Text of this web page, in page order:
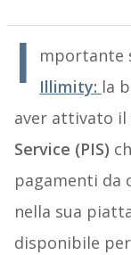
I mportante
Illimity: la
aver attivato il
Service (PIS)
pagamenti da
nella sua
disponibile